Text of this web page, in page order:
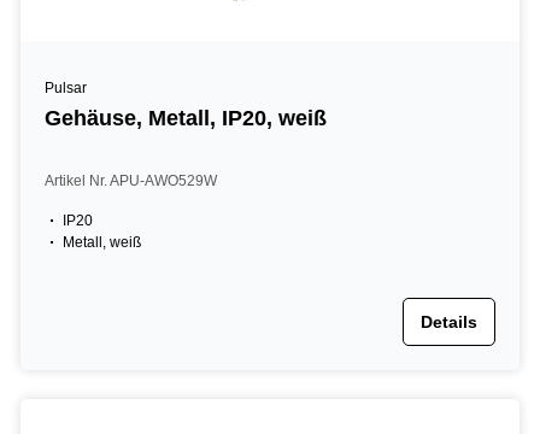
Pulsar
Gehäuse, Metall, IP20, weiß
Artikel Nr. APU-AWO529W
IP20
Metall, weiß
Details